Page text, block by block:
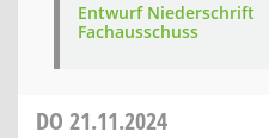
Entwurf Niederschrift
Fachausschuss
DO 21.11.2024